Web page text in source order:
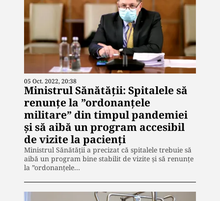
05 Oct. 2022, 20:38
Ministrul Sănătății: Spitalele să
renunțe la ”ordonanțele
militare” din timpul pandemiei
și să aibă un program accesibil
de vizite la pacienți
Ministrul Sănătății a precizat că spitalele trebuie să
aibă un program bine stabilit de vizite și să renunțe
la ”ordonanțele…